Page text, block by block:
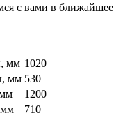
с вами в
мм 1020
мм 530
1200
710